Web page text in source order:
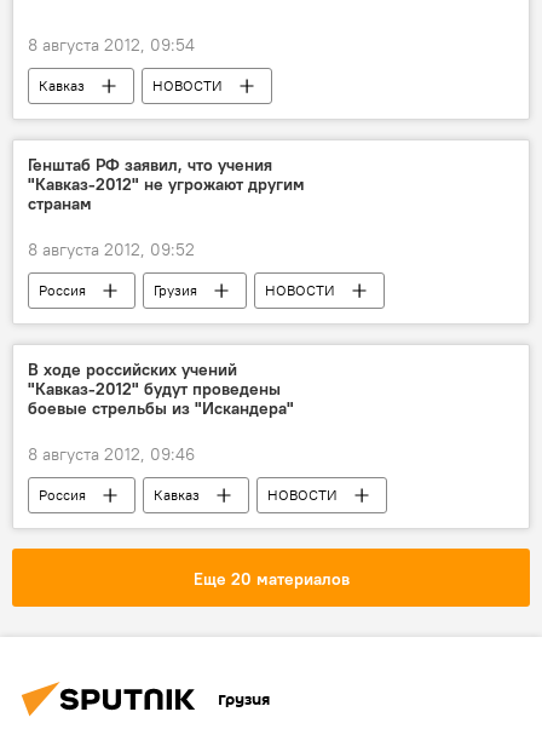
8 августа 2012, 09:54
Кавказ НОВОСТИ
Генштаб РФ заявил, что учения
"Кавказ-2012" не угрожают другим
странам
8 августа 2012, 09:52
Россия Грузия
НОВОСТИ
Кавказ
В ходе российских учений
"Кавказ-2012" будут проведены
боевые стрельбы из "Искандера"
8 августа 2012, 09:46
Россия Кавказ НОВОСТИ
Еще 20 материалов
Грузия